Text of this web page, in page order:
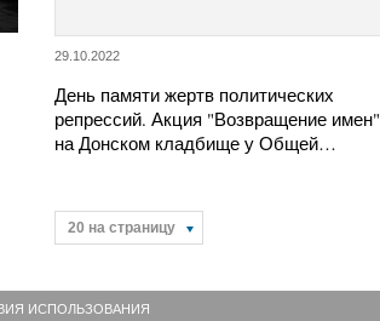
29.10.2022
День памяти жертв политических
репрессий. Акция "Возвращение имен"
на Донском кладбище у Общей…
20 на страницу
ИСПОЛЬЗОВАНИЯ